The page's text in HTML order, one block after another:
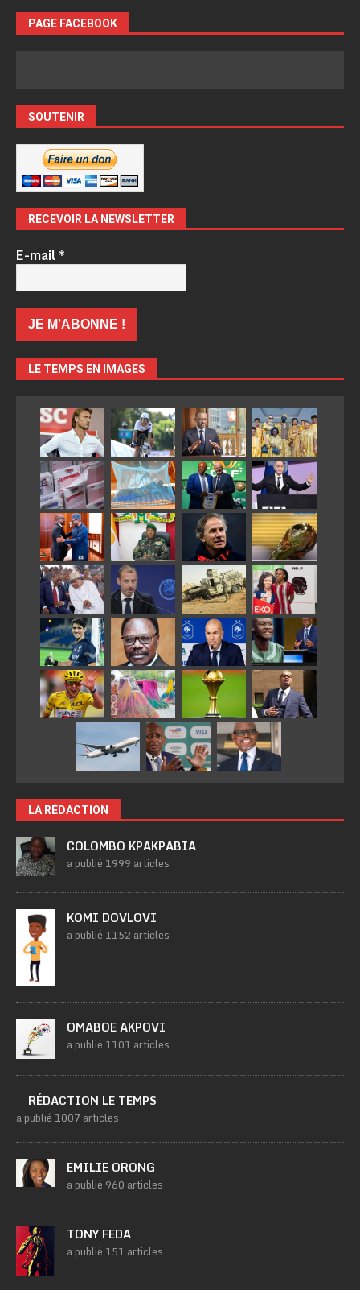
PAGE FACEBOOK
SOUTENIR
RECEVOIR LA NEWSLETTER
E-mail*
LE TEMPS EN IMAGES
LA RÉDACTION
COLOMBO KPAKPABIA
a publié 1999 articles
KOMI DOVLOVI
a publié 1152 articles
OMABOE AKPOVI
a publié 1101 articles
RÉDACTION LE TEMPS
a publié 1007 articles
EMILIE ORONG
a publié 960 articles
TONY FEDA
a publié 151 articles